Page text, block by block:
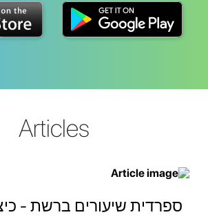
Articles
ספרדית שיעורים ברשת -